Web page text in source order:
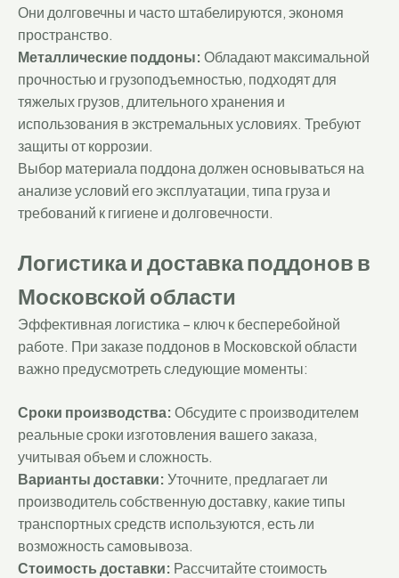
Они долговечны и часто штабелируются, экономя
пространство.
Металлические поддоны:Обладают максимальной
прочностью и грузоподъемностью, подходят для
тяжелых грузов, длительного хранения и
использования в экстремальных условиях. Требуют
защиты от коррозии.
Выбор материала поддона должен основываться на
анализе условий его эксплуатации, типа груза и
требований к гигиене и долговечности.
Логистика и доставка поддонов в
Московской области
Эффективная логистика – ключ к бесперебойной
работе. При заказе поддонов в Московской области
важно предусмотреть следующие моменты:
Сроки производства:Обсудите с производителем
реальные сроки изготовления вашего заказа,
учитывая объем и сложность.
Варианты доставки:Уточните, предлагает ли
производитель собственную доставку, какие типы
транспортных средств используются, есть ли
возможность самовывоза.
Стоимость доставки: Рассчитайте стоимость